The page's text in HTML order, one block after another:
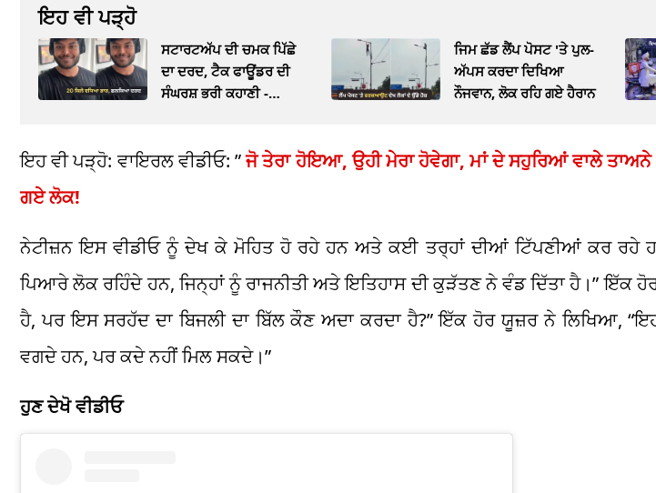
ਇਹ ਵੀ ਪੜ੍ਹੋ
ਸਟਾਰਟਅੱਪ ਦੀ ਚਮਕ ਪਿੱਛੇ
ਦਾ ਦਰਦ, ਟੈਕ ਫਾਊਂਡਰ ਦੀ
ਸੰਘਰਸ਼ ਭਰੀ ਕਹਾਣੀ -
ਜਿਮ ਛੱਡ ਲੈਂਪ ਪੋਸਟ 'ਤੇ ਪੁਲ-
ਅੱਪਸ ਕਰਦਾ ਦਿਖਿਆ
ਨੌਜਵਾਨ, ਲੋਕ ਰਹਿ ਗਏ ਹੈਰਾਨ
ਇਹ ਵੀ ਪੜ੍ਹੋ: ਵਾਇਰਲ ਵੀਡੀਓ: ”ਜੋ ਤੇਰਾ ਹੋਇਆ, ਉਹੀ ਮੇਰਾ ਹੋਵੇਗਾ, ਮਾਂ ਦੇ ਸਹੁਰਿਆਂ ਵਾਲੇ ਤਾਅਨੇ
ਗਏ ਲੋਕ!
ਨੇਟੀਜ਼ਨ ਇਸ ਵੀਡੀਓ ਨੂੰ ਦੇਖ ਕੇ ਮੋਹਿਤ ਹੋ ਰਹੇ ਹਨ ਅਤੇ ਕਈ ਤਰ੍ਹਾਂ ਦੀਆਂ ਟਿੱਪਣੀਆਂ ਕਰ ਰਹੇ
ਪਿਆਰੇ ਲੋਕ ਰਹਿੰਦੇ ਹਨ, ਜਿਨ੍ਹਾਂ ਨੂੰ ਰਾਜਨੀਤੀ ਅਤੇ ਇਤਿਹਾਸ ਦੀ ਕੁੜੱਤਣ ਨੇ ਵੰਡ ਦਿੱਤਾ ਹੈ।” ਇੱਕ
ਹੈ, ਪਰ ਇਸ ਸਰਹੱਦ ਦਾ ਬਿਜਲੀ ਦਾ ਬਿੱਲ ਕੌਣ ਅਦਾ ਕਰਦਾ ਹੈ?” ਇੱਕ ਹੋਰ ਯੂਜ਼ਰ ਨੇ ਲਿਖਿਆ,
ਵਗਦੇ ਹਨ, ਪਰ ਕਦੇ ਨਹੀਂ ਮਿਲ ਸਕਦੇ।”
ਹੁਣ ਦੇਖੋ ਵੀਡੀਓ